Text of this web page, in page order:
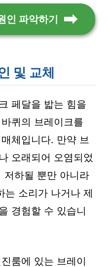
인 파악하기
및 교체
페달을 밟는 힘을
퀴의 브레이크를
체입니다. 만약 브
오래되어 오염되었
저하될 뿐만 아니라
는 소리가 나거나 제
경험할 수 있습니
룸에 있는 브레이